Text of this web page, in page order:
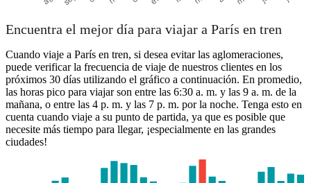
Encuentra el mejor día para viajar a París en tren
Cuando viaje a París en tren, si desea evitar las aglomeraciones,
puede verificar la frecuencia de viaje de nuestros clientes en los
próximos 30 días utilizando el gráfico a continuación. En promedio,
las horas pico para viajar son entre las 6:30 a. m. y las 9 a. m. de la
mañana, o entre las 4 p. m. y las 7 p. m. por la noche. Tenga esto en
cuenta cuando viaje a su punto de partida, ya que es posible que
necesite más tiempo para llegar, ¡especialmente en las grandes
ciudades!